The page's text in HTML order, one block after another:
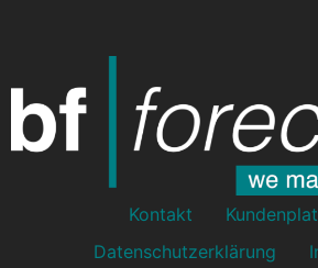
Kontakt
Datenschutzerklärung